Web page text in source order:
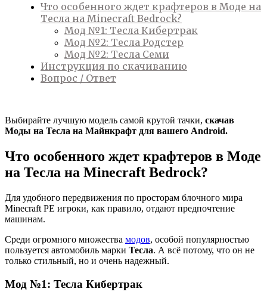
Что особенного ждет крафтеров в Моде на
Тесла на Minecraft Bedrock?
Мод №1: Тесла Кибертрак
Мод №2: Тесла Родстер
Мод №2: Тесла Семи
Инструкция по скачиванию
Вопрос / Ответ
Выбирайте лучшую модель самой крутой тачки, скачав
Моды на Тесла на Майнкрафт для вашего Android.
Что особенного ждет крафтеров в Моде
на Тесла на Minecraft Bedrock?
Для удобного передвижения по просторам блочного мира
Minecraft PE игроки, как правило, отдают предпочтение
машинам.
Среди огромного множества модов, особой популярностью
пользуется автомобиль марки Тесла. А всё потому, что он не
только стильный, но и очень надежный.
Мод №1: Тесла Кибертрак